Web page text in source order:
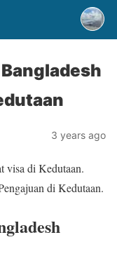
3 years ago
visa di Kedutaan.
di Kedutaan.